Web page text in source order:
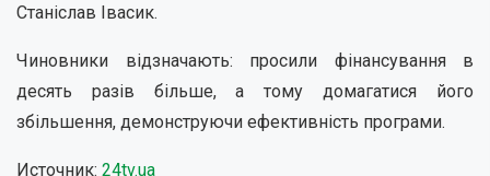
Станіслав Івасик.
Чиновники відзначають: просили фінансування в
десять разів більше, а тому домагатися його
збільшення, демонструючи ефективність програми.
Источник: 24tv.ua